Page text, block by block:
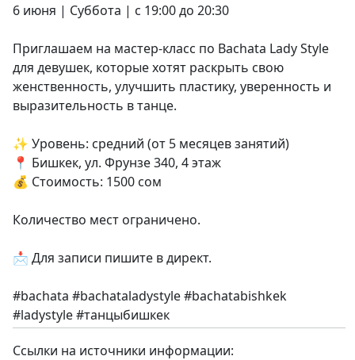
6 июня | Суббота | с 19:00 до 20:30
Приглашаем на мастер-класс по Bachata Lady Style
для девушек, которые хотят раскрыть свою
женственность, улучшить пластику, уверенность и
выразительность в танце.
✨ Уровень: средний (от 5 месяцев занятий)
📍 Бишкек, ул. Фрунзе 340, 4 этаж
💰 Стоимость: 1500 сом
Количество мест ограничено.
📩 Для записи пишите в директ.
#bachata #bachataladystyle #bachatabishkek
#ladystyle #танцыбишкек
Ссылки на источники информации: